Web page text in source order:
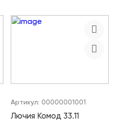
Артикул: 00000001001
Лючия Комод 33.11